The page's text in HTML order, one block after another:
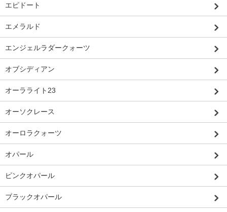
エピドート
エメラルド
エンジェルラダークォーツ
オブシディアン
オーラライト23
オーソクレース
オーロラクォーツ
オパール
ピンクオパール
ブラックオパール